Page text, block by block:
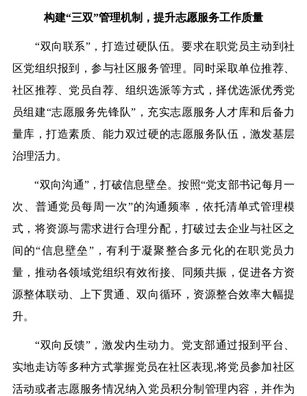
构建“三双”管理机制，提升志愿服务工作质量
“双向联系”，打造过硬队伍。要求在职党员主动到社
区党组织报到，参与社区服务管理。同时采取单位推荐、
社区推荐、党员自荐、组织选派等方式，择优选派优秀党
员组建“志愿服务先锋队”，充实志愿服务人才库和后备力
量库，打造素质、能力双过硬的志愿服务队伍，激发基层
治理活力。
“双向沟通”，打破信息壁垒。按照“党支部书记每月一
次、普通党员每周一次”的沟通频率，依托清单式管理模
式，将资源与需求进行合理分配，打破过去企业与社区之
间的“信息壁垒”，有利于凝聚整合多元化的在职党员力
量，推动各领域党组织有效衔接、同频共振，促进各方资
源整体联动、上下贯通、双向循环，资源整合效率大幅提
升。
“双向反馈”，激发内生动力。党支部通过报到平台、
实地走访等多种方式掌握党员在社区表现,将党员参加社区
活动或者志愿服务情况纳入党员积分制管理内容，并作为